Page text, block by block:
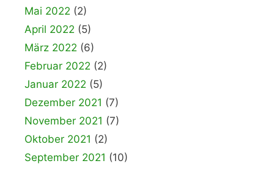
Mai 2022 (2)
April 2022 (5)
März 2022 (6)
Februar 2022 (2)
Januar 2022 (5)
Dezember 2021 (7)
November 2021 (7)
Oktober 2021 (2)
September 2021 (10)